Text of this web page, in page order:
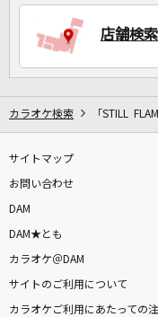
店舗検索
カラオケ検索 「STILL
サイトマップ
お問い合わせ
DAM
DAM★とも
カラオケ＠DAM
サイトのご利用について
カラオケご利用にあたっての